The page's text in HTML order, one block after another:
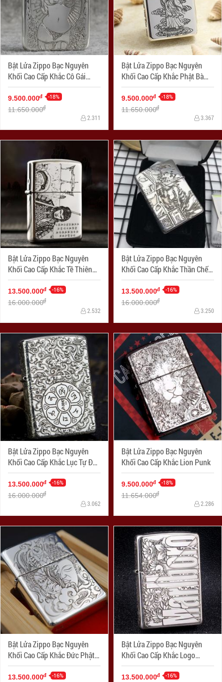
Bật Lửa Zippo Bạc Nguyên
Khối Cao Cấp Khắc Cô Gái
Sexy Và Đâu Lâu Phiên Bản
1941
9.500.000đ -18%
11.650.000đ
2.311
Bật Lửa Zippo Bạc Nguyên
Khối Cao Cấp Khắc Phật Bà
Quan Âm
9.500.000đ -18%
11.650.000đ
3.367
Bật Lửa Zippo Bạc Nguyên
Khối Cao Cấp Khắc Tề Thiên
Đại Thánh Armor
13.500.000đ -16%
16.000.000đ
2.532
Bật Lửa Zippo Bạc Nguyên
Khối Cao Cấp Khắc Thần Chết
Armor
13.500.000đ -16%
16.000.000đ
3.250
Bật Lửa Zippo Bạc Nguyên
Khối Cao Cấp Khắc Lục Tự Đại
Minh Chú Armor
13.500.000đ -16%
16.000.000đ
3.062
Bật Lửa Zippo Bạc Nguyên
Khối Cao Cấp Khắc Lion Punk
9.500.000đ -18%
11.654.000đ
2.286
Bật Lửa Zippo Bạc Nguyên
Khối Cao Cấp Khắc Đức Phật
Và Quỷ Bản Armor
13.500.000đ -16%
Bật Lửa Zippo Bạc Nguyên
Khối Cao Cấp Khắc Logo
Marlboro Phiên Bản Amor
13.500.000đ -16%